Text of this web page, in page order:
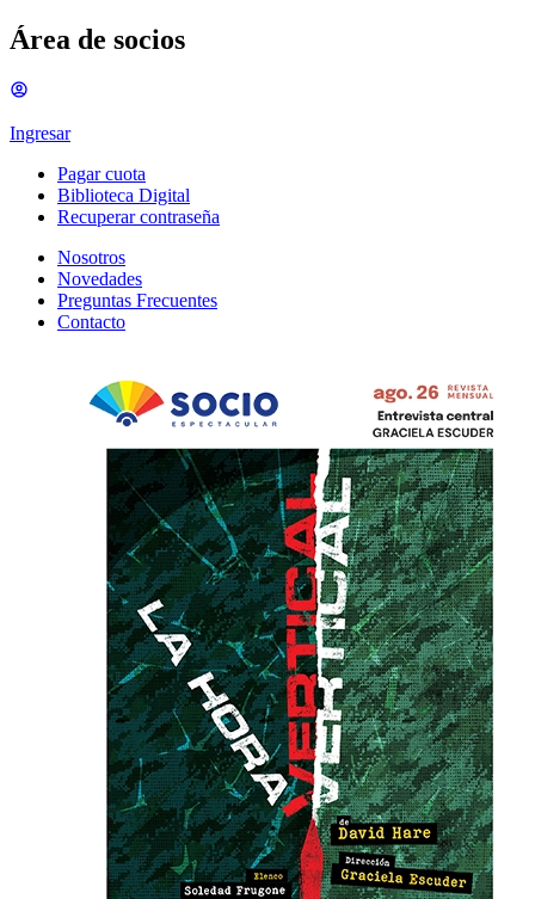
Área de socios
Ingresar
Pagar cuota
Biblioteca Digital
Recuperar contraseña
Nosotros
Novedades
Preguntas Frecuentes
Contacto